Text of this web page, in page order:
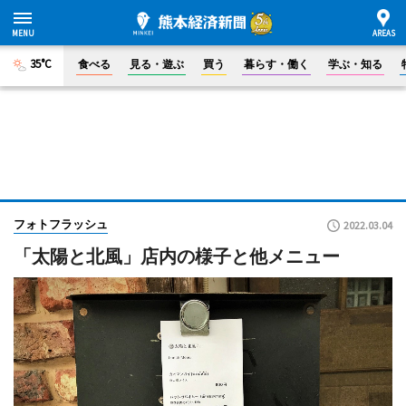
35°C 食べる 見る・遊ぶ 買う 暮らす・働く 学ぶ・知る
フォトフラッシュ 2022.03.04
「太陽と北風」店内の様子と他メニュー